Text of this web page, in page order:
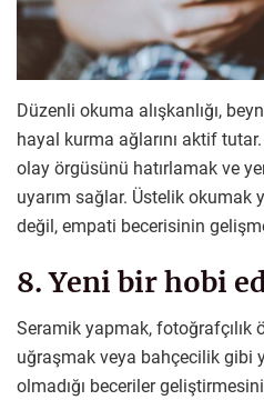
Düzenli okuma alışkanlığı,
hayal kurma ağlarını aktif
olay örgüsünü hatırlamak ve
uyarım sağlar. Üstelik okumak
değil, empati becerisinin
8. Yeni bir hobi
Seramik yapmak, fotoğrafçılık
uğraşmak veya bahçecilik gibi
olmadığı beceriler